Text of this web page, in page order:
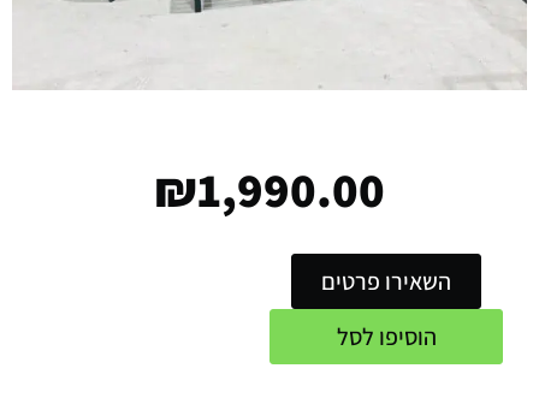
₪1,990.00
השאירו פרטים
הוסיפו לסל